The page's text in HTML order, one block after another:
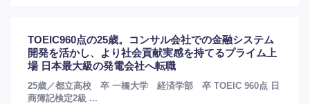
選択する
TOEIC960点の25歳。コンサル会社での金融システム
開発を活かし、より社会貢献実感を持てるプライム上
場 日本最大級の発電会社へ転職
25歳／都立高校 卒 一橋大学 経済学部 卒 TOEIC 960点 日
商簿記検定2級 ...